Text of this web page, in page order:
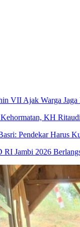
VII Ajak Warga Jaga
KH
Pendekar Harus
Jambi 2026
Juara
295 Poin
Sepenggal
Syiar